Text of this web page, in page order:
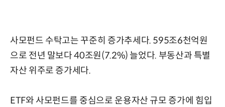
사모펀드 수탁고는 꾸준히 증가추세다. 595조6천억원
으로 전년 말보다 40조원(7.2%) 늘었다. 부동산과 특별
자산 위주로 증가세다.
ETF와 사모펀드를 중심으로 운용자산 규모 증가에 힘입